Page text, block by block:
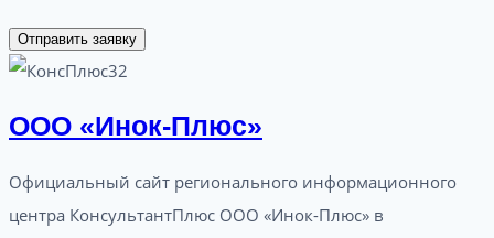
Отправить заявку
ООО «Инок-Плюс»
Официальный сайт регионального информационного
центра КонсультантПлюс ООО «Инок-Плюс» в